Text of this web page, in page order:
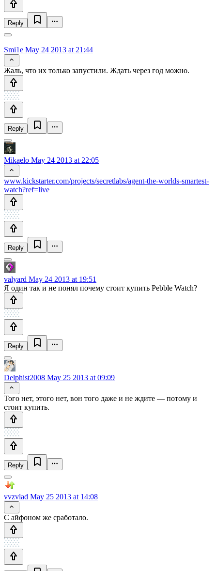
Reply
Smi1e May 24 2013 at 21:44
Жаль, что их только запустили. Ждать через год можно.
Reply
Mikaelo May 24 2013 at 22:05
www.kickstarter.com/projects/secretlabs/agent-the-worlds-smartest-
watch?ref=live
Reply
valyard May 24 2013 at 19:51
Я один так и не понял почему стоит купить Pebble Watch?
Reply
Delphist2008 May 25 2013 at 09:09
Того нет, этого нет, вон того даже и не ждите — потому и
стоит купить.
Reply
vvzvlad May 25 2013 at 14:08
С айфоном же сработало.